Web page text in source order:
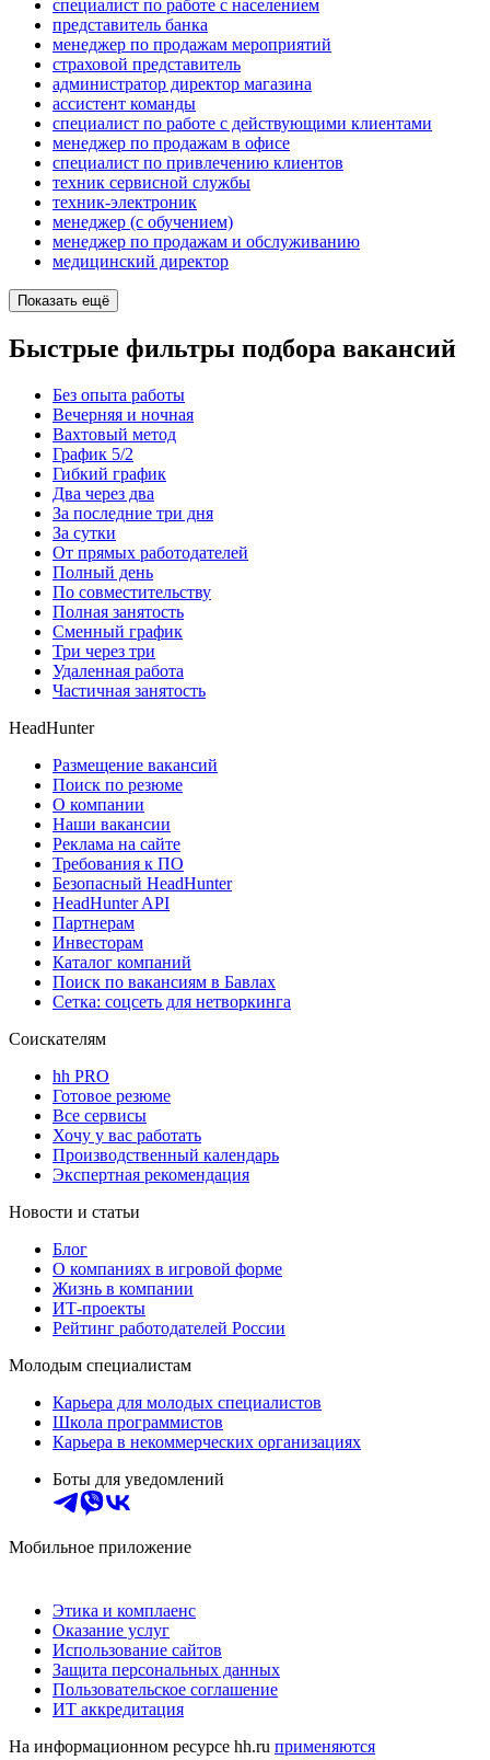
специалист по работе с населением
представитель банка
менеджер по продажам мероприятий
страховой представитель
администратор директор магазина
ассистент команды
специалист по работе с действующими клиентами
менеджер по продажам в офисе
специалист по привлечению клиентов
техник сервисной службы
техник-электроник
менеджер (с обучением)
менеджер по продажам и обслуживанию
медицинский директор
Показать ещё
Быстрые фильтры подбора вакансий
Без опыта работы
Вечерняя и ночная
Вахтовый метод
График 5/2
Гибкий график
Два через два
За последние три дня
За сутки
От прямых работодателей
Полный день
По совместительству
Полная занятость
Сменный график
Три через три
Удаленная работа
Частичная занятость
HeadHunter
Размещение вакансий
Поиск по резюме
О компании
Наши вакансии
Реклама на сайте
Требования к ПО
Безопасный HeadHunter
HeadHunter API
Партнерам
Инвесторам
Каталог компаний
Поиск по вакансиям в Бавлах
Сетка: соцсеть для нетворкинга
Соискателям
hh PRO
Готовое резюме
Все сервисы
Хочу у вас работать
Производственный календарь
Экспертная рекомендация
Новости и статьи
Блог
О компаниях в игровой форме
Жизнь в компании
ИТ-проекты
Рейтинг работодателей России
Молодым специалистам
Карьера для молодых специалистов
Школа программистов
Карьера в некоммерческих организациях
Боты для уведомлений
Мобильное приложение
Этика и комплаенс
Оказание услуг
Использование сайтов
Защита персональных данных
Пользовательское соглашение
ИТ аккредитация
На информационном ресурсе hh.ru применяются